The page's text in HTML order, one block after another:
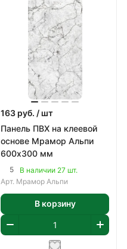
163 руб. / шт
Панель ПВХ на клеевой
основе Мрамор Альпи
600х300 мм
5
В наличии 27 шт.
Арт. Мрамор Альпи
В корзину